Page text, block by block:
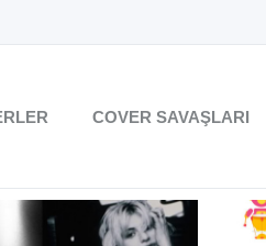
COVER SAVAŞLARI